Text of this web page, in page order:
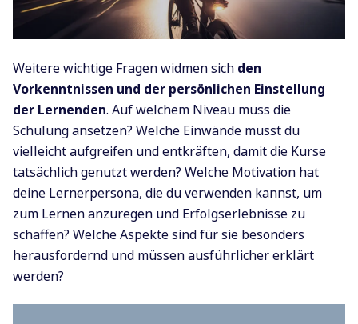
Weitere wichtige Fragen widmen sich den
Vorkenntnissen und der persönlichen Einstellung
der Lernenden. Auf welchem Niveau muss die
Schulung ansetzen? Welche Einwände musst du
vielleicht aufgreifen und entkräften, damit die Kurse
tatsächlich genutzt werden? Welche Motivation hat
deine Lernerpersona, die du verwenden kannst, um
zum Lernen anzuregen und Erfolgserlebnisse zu
schaffen? Welche Aspekte sind für sie besonders
herausfordernd und müssen ausführlicher erklärt
werden?